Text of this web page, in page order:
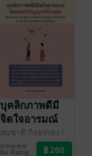
บุคลิกภาพดีมี
จิตใจอารมณ์
สังคมสติปัญญา
ที่เป็นเลิศ
สมชาติ กิจยรรยง /
สมชาติไอบีซี
พัฒนาตนเอง
No Rating